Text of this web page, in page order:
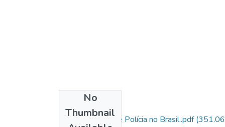
No
Thumbnail
Ciclo Completo de Polícia no Brasil..pdf(351.06